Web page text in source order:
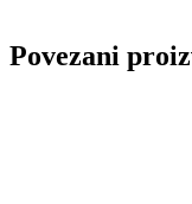
Povezani